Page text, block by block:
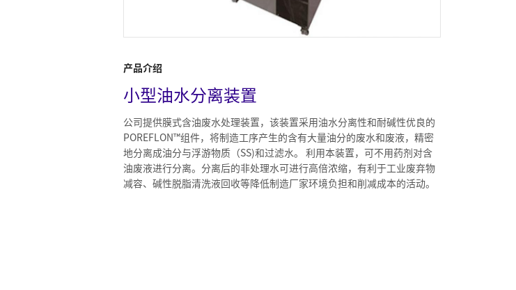
产品介绍
小型油水分离装置
公司提供膜式含油废水处理装置，该装置采用油水分离性和耐碱性优良的
POREFLON™组件，将制造工序产生的含有大量油分的废水和废液，精密
地分离成油分与浮游物质（SS)和过滤水。 利用本装置，可不用药剂对含
油废液进行分离。分离后的非处理水可进行高倍浓缩，有利于工业废弃物
减容、碱性脱脂清洗液回收等降低制造厂家环境负担和削减成本的活动。